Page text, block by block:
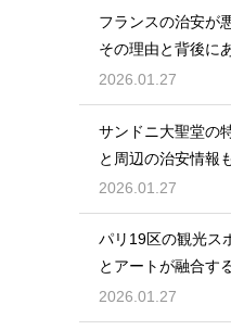
フランスの治安が
その理由と背後に
解説
2026.01.27
サンドニ大聖堂の
と周辺の治安情報
2026.01.27
パリ19区の観光ス
とアートが融合す
介
2026.01.27